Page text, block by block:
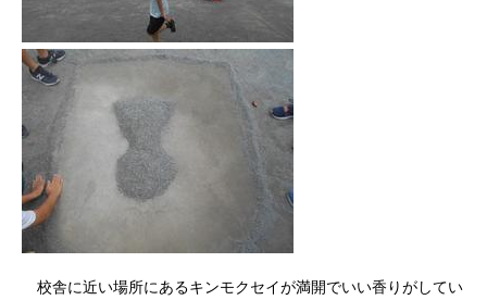
校舎に近い場所にあるキンモクセイが満開でいい香りがしてい